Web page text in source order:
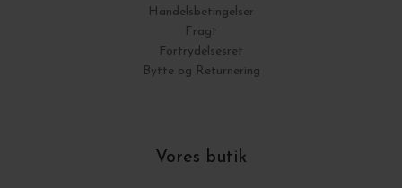
Handelsbetingelser
Fragt
Fortrydelsesret
Bytte og Returnering
Vores butik